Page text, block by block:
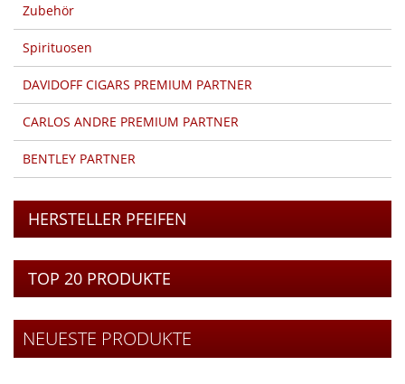
Zubehör
Spirituosen
DAVIDOFF CIGARS PREMIUM PARTNER
CARLOS ANDRE PREMIUM PARTNER
BENTLEY PARTNER
HERSTELLER PFEIFEN
TOP 20 PRODUKTE
NEUESTE PRODUKTE